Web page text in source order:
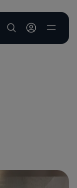
User account